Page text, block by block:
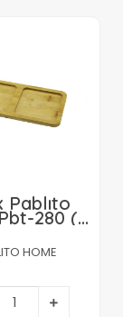
Pablıto
280 (
) (
)
Altlık (
) (
HOME